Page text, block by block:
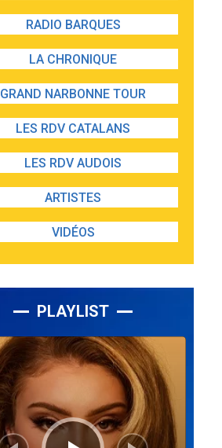
RADIO BARQUES
LA CHRONIQUE
GRAND NARBONNE TOUR
LES RDV CATALANS
LES RDV AUDOIS
ARTISTES
VIDÉOS
PLAYLIST